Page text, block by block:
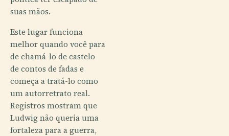
suas mãos.
Este lugar funciona
melhor quando você para
de chamá-lo de castelo
de contos de fadas e
começa a tratá-lo como
um autorretrato real.
Registros mostram que
Ludwig não queria uma
fortaleza para a guerra,